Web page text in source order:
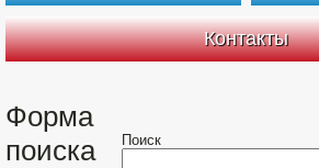
Контакты
Форма
поиска
Поиск